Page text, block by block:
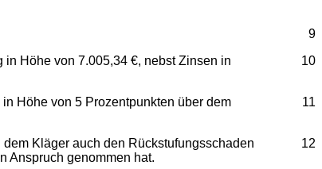
9
10
Höhe von 7.005,34 €, nebst Zinsen in
11
Höhe von 5 Prozentpunkten über dem
12
Kläger auch den Rückstufungsschaden
Anspruch genommen hat.